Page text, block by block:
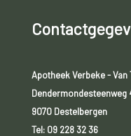
Apotheek Verbeke - Van
Dendermondesteenweg
9070 Destelbergen
Tel: 09 228 32 36